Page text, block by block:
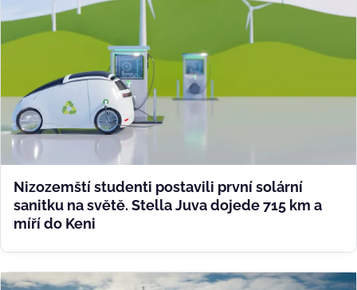
Nizozemští studenti postavili první solární
sanitku na světě. Stella Juva dojede 715 km a
míří do Keni